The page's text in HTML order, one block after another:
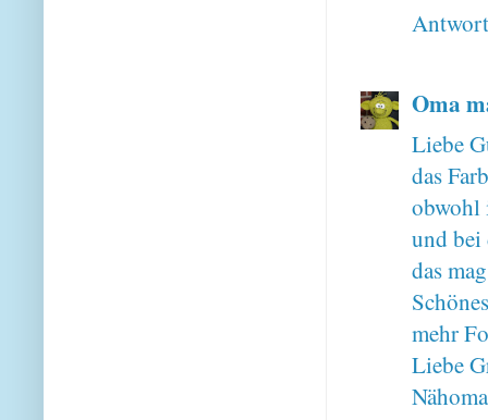
Oma
Liebe
das
obwohl
und bei
das
mehr
Liebe
Nähoma